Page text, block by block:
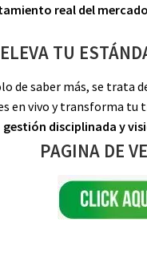
real del
ELEVA TU
de saber más, se trata
en vivo y transforma tu
gestión disciplinada y
PAGINA DE